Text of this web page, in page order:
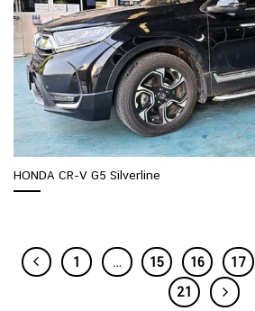
HONDA CR-V G5 Silverline
1 … 15 16 17
21